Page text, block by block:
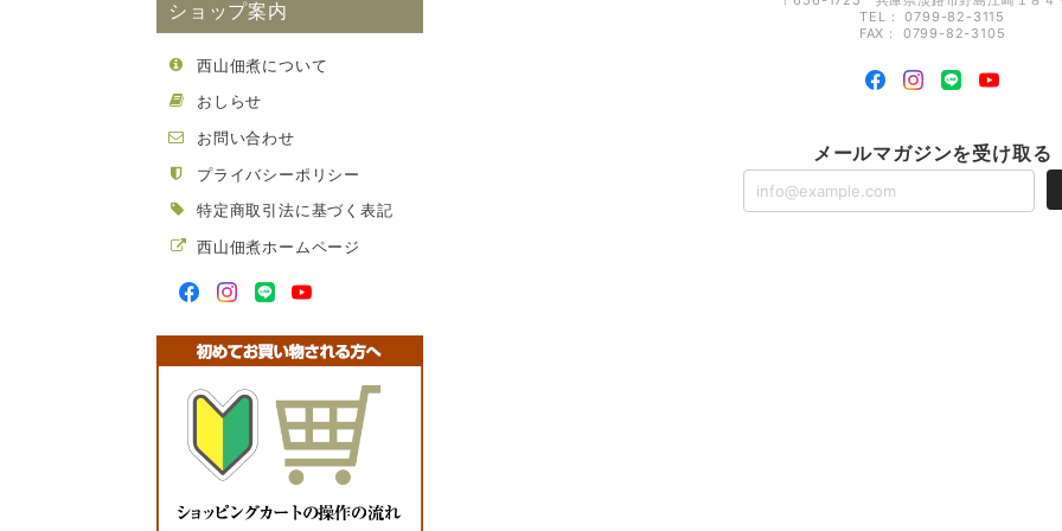
ショップ案内
西山佃煮について
おしらせ
お問い合わせ
プライバシーポリシー
特定商取引法に基づく表記
西山佃煮ホームページ
TEL： 0799-82-3115
FAX： 0799-82-3105
メールマガジンを受け取る